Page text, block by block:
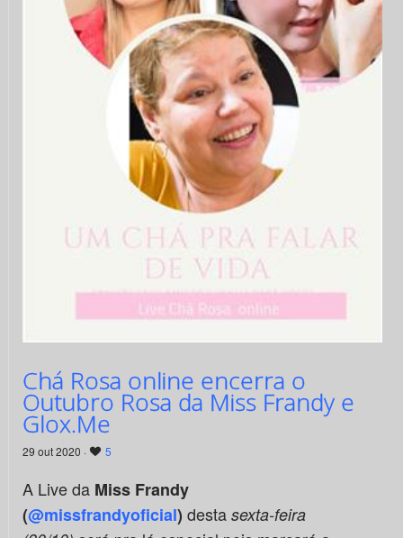
Chá Rosa online encerra o
Outubro Rosa da Miss Frandy e
Glox.Me
29 out 2020 · 5
A Live da Miss Frandy
(@missfrandyoficial) desta sexta-feira